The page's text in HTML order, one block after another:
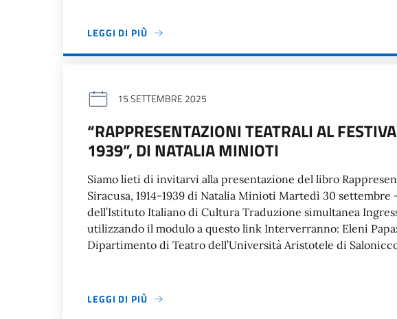
LEGGI DI PIÙ
15 SETTEMBRE 2025
“RAPPRESENTAZIONI TEATRALI AL
1939”, DI NATALIA MINIOTI
Siamo lieti di invitarvi alla presentazione del libro
Siracusa, 1914-1939 di Natalia Minioti Martedì 30
dell’Istituto Italiano di Cultura Traduzione simultanea
utilizzando il modulo a questo link Interverranno: Eleni
Dipartimento di Teatro dell’Università Aristotele di
LEGGI DI PIÙ